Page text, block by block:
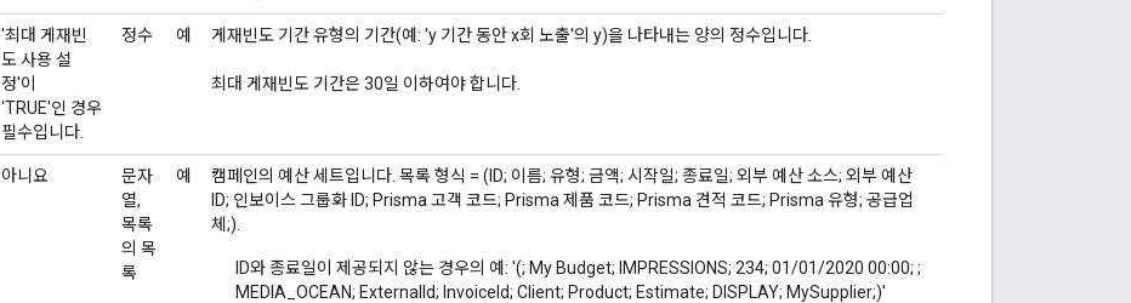
'최대 게재빈
도 사용 설
정'이
'TRUE'인 경우
필수입니다.
정수 예 게재빈도 기간 유형의 기간(예: 'y 기간 동안 x회 노출'의 y)을 나타내는 양의 정수입니다.
최대 게재빈도 기간은 30일 이하여야 합니다.
아니요
문자
열,
목록
의 목
록
예
캠페인의 예산 세트입니다. 목록 형식 = (ID; 이름; 유형; 금액; 시작일; 종료일; 외부 예산 소스; 외부 예산
ID; 인보이스 그룹화 ID; Prisma 고객 코드; Prisma 제품 코드; Prisma 견적 코드; Prisma 유형; 공급업
체;).
ID와 종료일이 제공되지 않는 경우의 예: '(; My Budget; IMPRESSIONS; 234; 01/01/2020 00:00; ;
MEDIA_OCEAN; ExternalId; InvoiceId; Client; Product; Estimate; DISPLAY; MySupplier;)'